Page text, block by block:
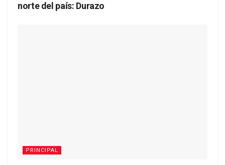
norte del país: Durazo
PRINCIPAL